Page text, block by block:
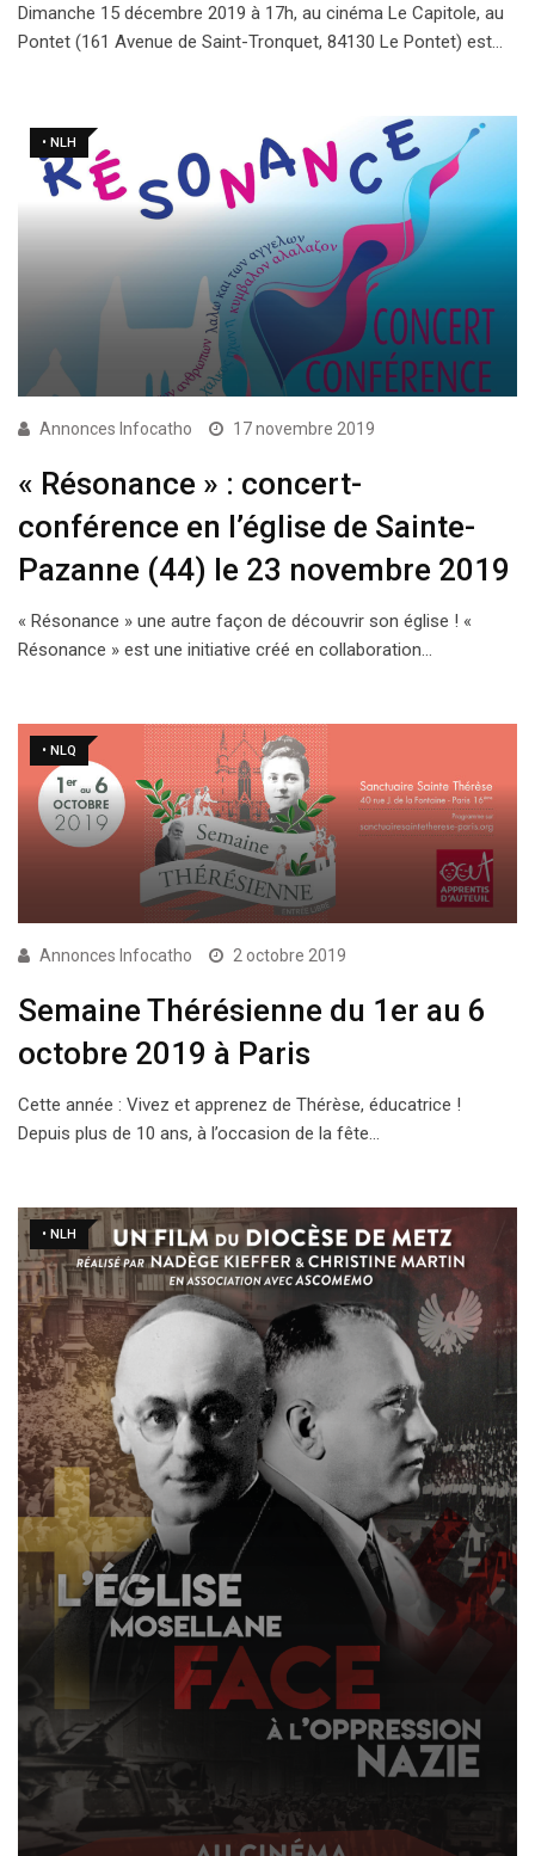
Dimanche 15 décembre 2019 à 17h, au cinéma Le Capitole, au
Pontet (161 Avenue de Saint-Tronquet, 84130 Le Pontet) est…
• NLH
Annonces Infocatho 17 novembre 2019
« Résonance » : concert-
conférence en l’église de Sainte-
Pazanne (44) le 23 novembre 2019
« Résonance » une autre façon de découvrir son église ! «
Résonance » est une initiative créé en collaboration…
• NLQ
Annonces Infocatho 2 octobre 2019
Semaine Thérésienne du 1er au 6
octobre 2019 à Paris
Cette année : Vivez et apprenez de Thérèse, éducatrice !
Depuis plus de 10 ans, à l’occasion de la fête…
• NLH